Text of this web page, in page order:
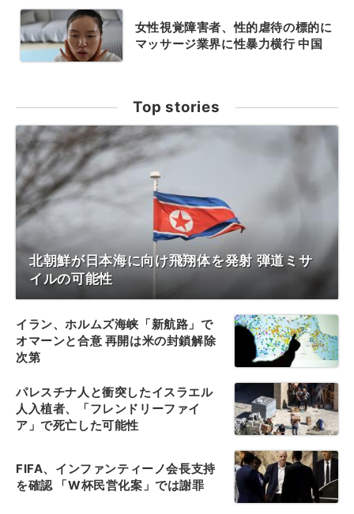
女性視覚障害者、性的虐待の標的に
マッサージ業界に性暴力横行 中国
Top stories
北朝鮮が日本海に向け飛翔体を発射 弾道ミサ
イルの可能性
イラン、ホルムズ海峡「新航路」で
オマーンと合意 再開は米の封鎖解除
次第
パレスチナ人と衝突したイスラエル
人入植者、「フレンドリーファイ
ア」で死亡した可能性
FIFA、インファンティーノ会長支持
を確認 「W杯民営化案」では謝罪